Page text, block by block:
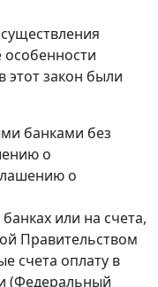
этот закон были
банками без
о
о
или на счета,
Правительством
счета оплату в
(Федеральный